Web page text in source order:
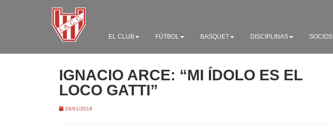
EL CLUB FÚTBOL BASQUET DISCIPLINAS SOCIOS
IGNACIO ARCE: “MI ÍDOLO ES EL
LOCO GATTI”
29/01/2019